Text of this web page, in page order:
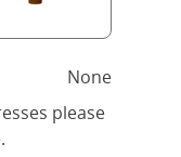
None
please